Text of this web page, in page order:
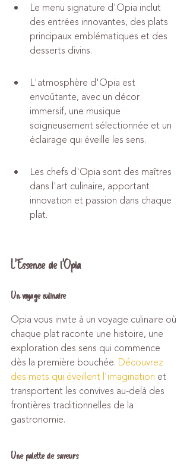
Le menu signature d'Opia inclut
des entrées innovantes, des plats
principaux emblématiques et des
desserts divins.
L'atmosphère d'Opia est
envoûtante, avec un décor
immersif, une musique
soigneusement sélectionnée et un
éclairage qui éveille les sens.
Les chefs d'Opia sont des maîtres
dans l'art culinaire, apportant
innovation et passion dans chaque
plat.
L'Essence de l'Opia
Un voyage culinaire
Opia vous invite à un voyage culinaire où
chaque plat raconte une histoire, une
exploration des sens qui commence
dès la première bouchée. Découvrez
des mets qui éveillent l'imagination et
transportent les convives au-delà des
frontières traditionnelles de la
gastronomie.
Une palette de saveurs